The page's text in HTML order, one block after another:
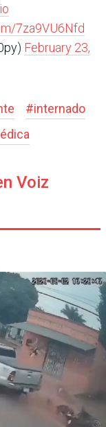
7za9VU6Nfd
February 23,
#internado
Voiz